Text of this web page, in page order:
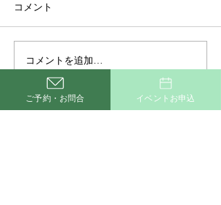
コメント
コメントを追加…
ご予約・お問合 イベントお申込